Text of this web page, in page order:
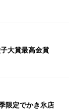
大賞最高金賞
限定でかき氷店